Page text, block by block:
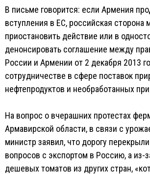
В письме говорится: если Армения
вступления в ЕС, российская сторона
приостановить действие или в
денонсировать соглашение между
России и Армении от 2 декабря 2013
сотрудничестве в сфере поставок
нефтепродуктов и необработанных
На вопрос о вчерашних протестах
Армавирской области, в связи с
министр заявил, что дорогу
вопросов с экспортом в Россию, а из-
дешевых томатов из других стран,